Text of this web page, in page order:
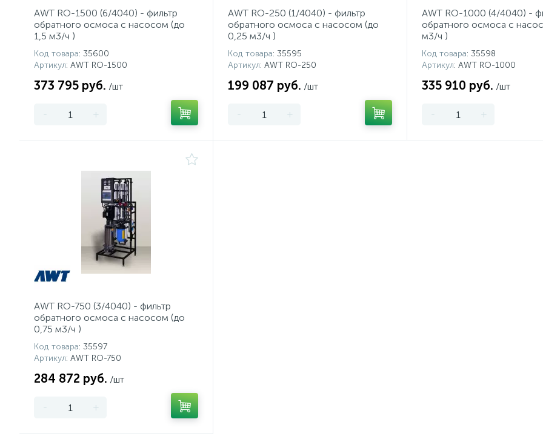
AWT RO-1500 (6/4040) - фильтр
обратного осмоса с насосом (до
1,5 м3/ч )
Код товара: 35600
Артикул: AWT RO-1500
373 795 руб. /шт
- +
AWT RO-250 (1/4040) - фильтр
обратного осмоса с насосом (до
0,25 м3/ч )
Код товара: 35595
Артикул: AWT RO-250
199 087 руб. /шт
- +
AWT RO-1000 (4/4040) -
обратного осмоса с
м3/ч )
Код товара: 35598
Артикул: AWT RO-1000
335 910 руб. /шт
- +
AWT RO-750 (3/4040) - фильтр
обратного осмоса с насосом (до
0,75 м3/ч )
Код товара: 35597
Артикул: AWT RO-750
284 872 руб. /шт
- +